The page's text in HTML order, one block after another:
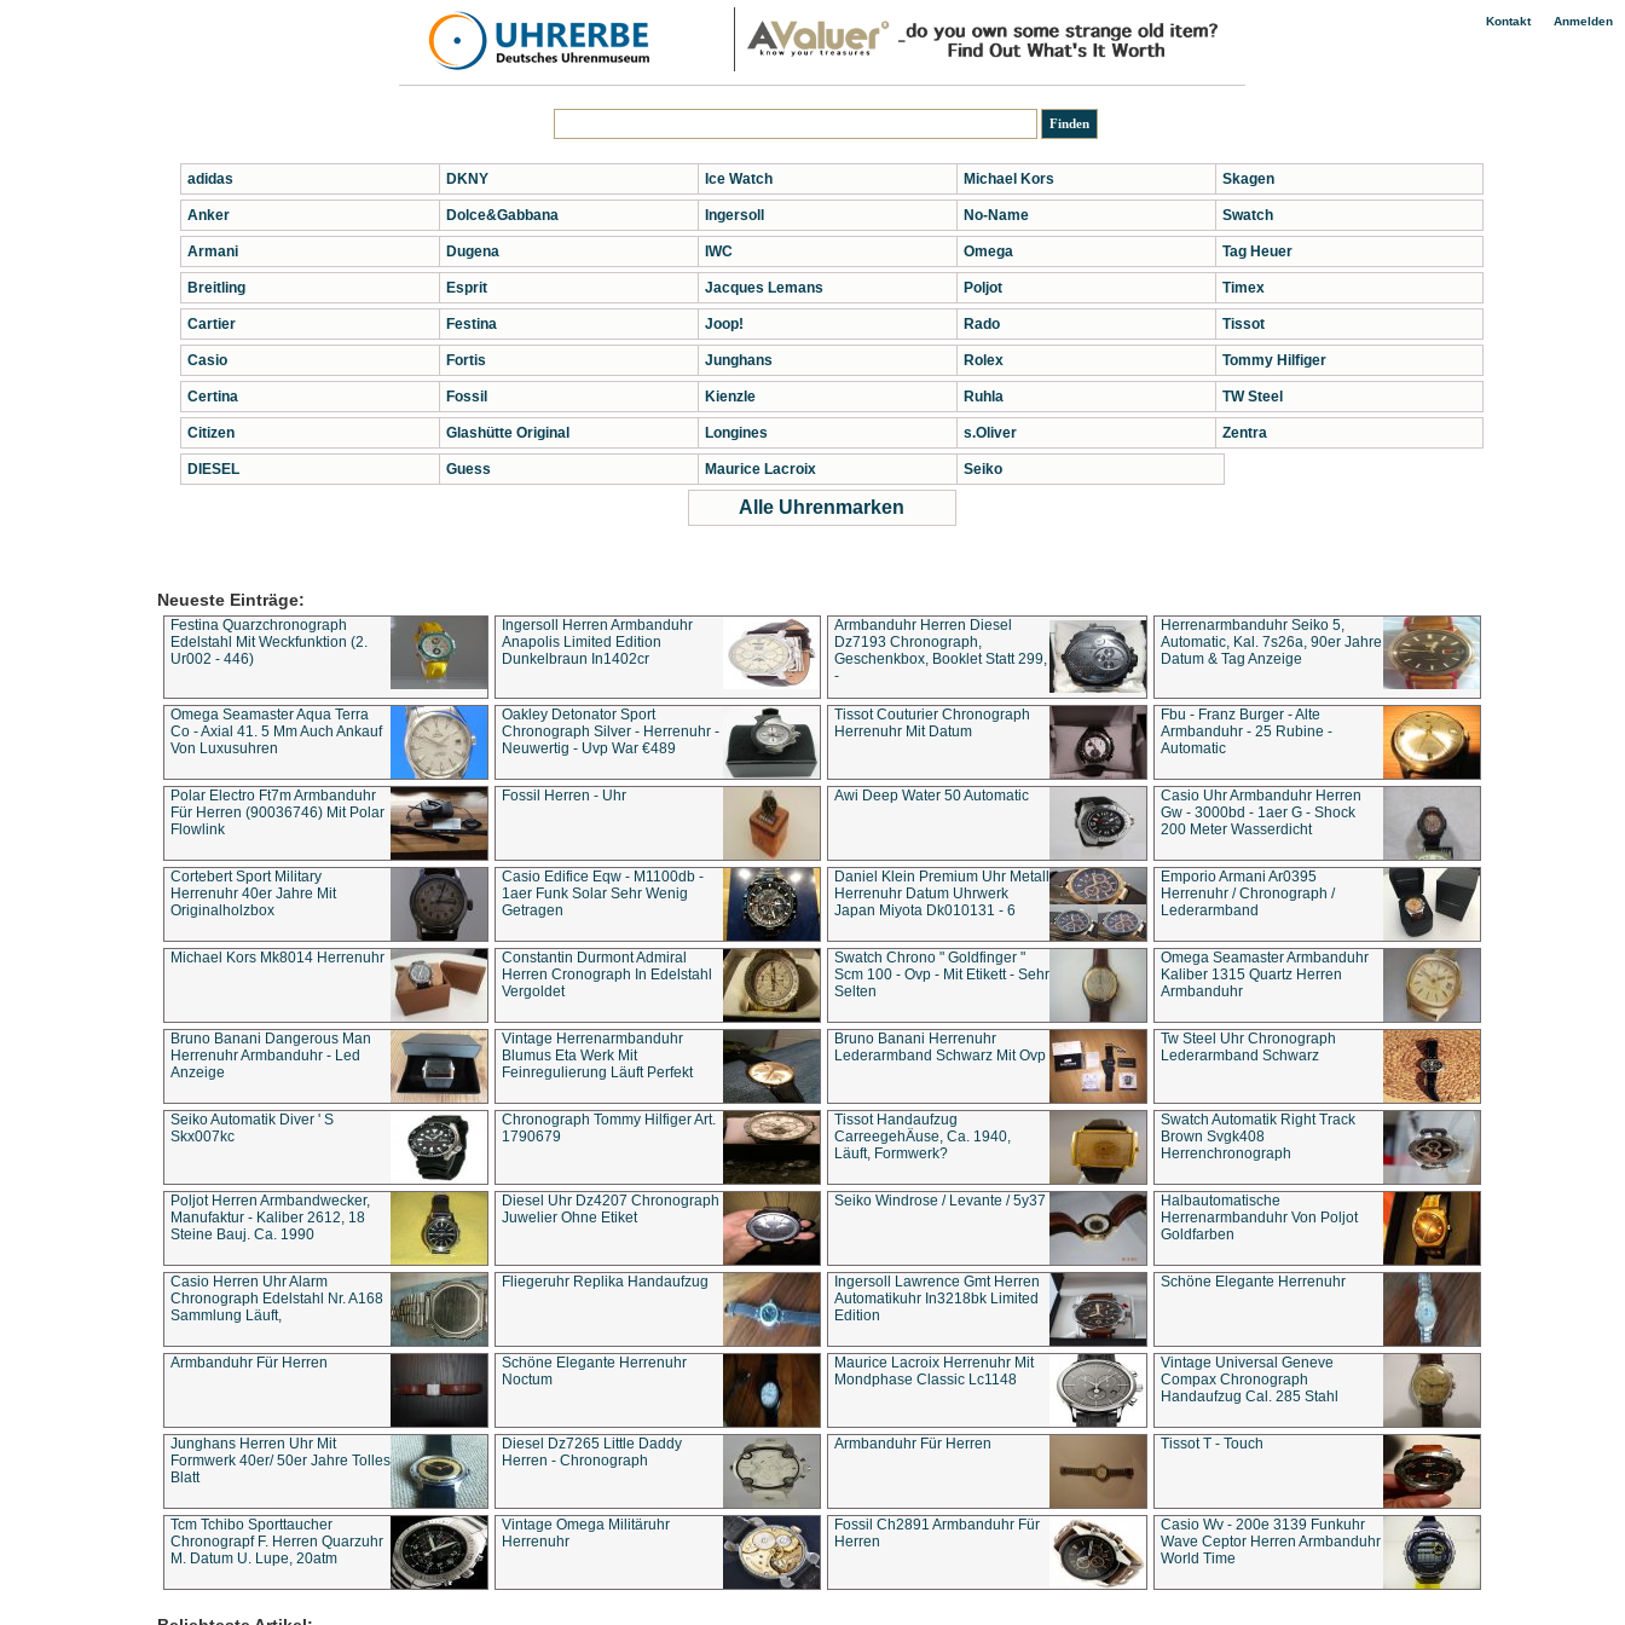
Kontakt| Anmelden
adidas
Anker
Armani
Breitling
Cartier
Casio
Certina
Citizen
DIESEL
DKNY
Dolce&Gabbana
Dugena
Esprit
Festina
Fortis
Fossil
Glashütte Original
Guess
Ice Watch
Ingersoll
IWC
Jacques Lemans
Joop!
Junghans
Kienzle
Longines
Maurice Lacroix
Michael Kors
No-Name
Omega
Poljot
Rado
Rolex
Ruhla
s.Oliver
Seiko
Skagen
Swatch
Tag Heuer
Timex
Tissot
Tommy Hilfiger
TW Steel
Zentra
Alle Uhrenmarken
Neueste Einträge:
Festina Quarzchronograph
Edelstahl Mit Weckfunktion (2.
Ur002 - 446)
Ingersoll Herren Armbanduhr
Anapolis Limited Edition
Dunkelbraun In1402cr
Armbanduhr Herren Diesel
Dz7193 Chro­no­graph,
Geschenkbox, Booklet Statt 299,
-
Herrenarmbanduhr Seiko 5,
Automatic, Kal. 7s26a, 90er Jahre
Datum & Tag Anzeige
Omega Seamaster Aqua Terra
Co - Axial 41. 5 Mm Auch Ankauf
Von Luxusuhren
Oakley Detonator Sport
Chronograph Silver - Herrenuhr -
Neuwertig - Uvp War €489
Tissot Couturier Chronograph
Herrenuhr Mit Datum
Fbu - Franz Burger - Alte
Armbanduhr - 25 Rubine -
Automatic
Polar Electro Ft7m Armbanduhr
Für Herren (90036746) Mit Polar
Flowlink
Fossil Herren - Uhr Awi Deep Water 50 Automatic
Casio Uhr Armbanduhr Herren
Gw - 3000bd - 1aer G - Shock
200 Meter Wasserdicht
Cortebert Sport Military
Herrenuhr 40er Jahre Mit
Originalholzbox
Casio Edifice Eqw - M1100db -
1aer Funk Solar Sehr Wenig
Getragen
Daniel Klein Premium Uhr Metall
Herrenuhr Datum Uhrwerk
Japan Miyota Dk010131 - 6
Emporio Armani Ar0395
Herrenuhr / Chronograph /
Lederarmband
Michael Kors Mk8014 Herrenuhr
Constantin Durmont Admiral
Herren Cronograph In Edelstahl
Vergoldet
Swatch Chrono " Goldfinger "
Scm 100 - Ovp - Mit Etikett - Sehr
Selten
Omega Seamaster Armbanduhr
Kaliber 1315 Quartz Herren
Armbanduhr
Bruno Banani Dangerous Man
Herrenuhr Armbanduhr - Led
Anzeige
Vintage Herrenarmbanduhr
Blumus Eta Werk Mit
Feinregulierung Läuft Perfekt
Bruno Banani Herrenuhr
Lederarmband Schwarz Mit Ovp
Tw Steel Uhr Chronograph
Lederarmband Schwarz
Seiko Automatik Diver ' S
Skx007kc
Chronograph Tommy Hilfiger Art.
1790679
Tissot Handaufzug
CarreegehÄuse, Ca. 1940,
Läuft, Formwerk?
Swatch Automatik Right Track
Brown Svgk408
Herrenchronograph
Poljot Herren Armbandwecker,
Manufaktur - Kaliber 2612, 18
Steine Bauj. Ca. 1990
Diesel Uhr Dz4207 Chronograph
Juwelier Ohne Etiket
Seiko Windrose / Levante / 5y37
Halbautomatische
Herrenarmbanduhr Von Poljot
Goldfarben
Casio Herren Uhr Alarm
Chronograph Edelstahl Nr. A168
Sammlung Läuft,
Fliegeruhr Replika Handaufzug
Ingersoll Lawrence Gmt Herren
Automatikuhr In3218bk Limited
Edition
Schöne Elegante Herrenuhr
Armbanduhr Für Herren
Schöne Elegante Herrenuhr
Noctum
Maurice Lacroix Herrenuhr Mit
Mondphase Classic Lc1148
Vintage Universal Geneve
Compax Chronograph
Handaufzug Cal. 285 Stahl
Junghans Herren Uhr Mit
Formwerk 40er/ 50er Jahre Tolles
Blatt
Diesel Dz7265 Little Daddy
Herren - Chronograph
Armbanduhr Für Herren Tissot T - Touch
Tcm Tchibo Sporttaucher
Chronograpf F. Herren Quarzuhr
M. Datum U. Lupe, 20atm
Vintage Omega Militäruhr
Herrenuhr
Fossil Ch2891 Armbanduhr Für
Herren
Casio Wv - 200e 3139 Funkuhr
Wave Ceptor Herren Armbanduhr
World Time